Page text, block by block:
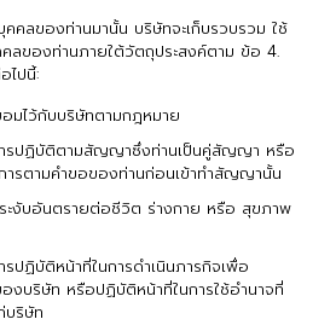
คลของท่านมานั้น บริษัทจะเก็บรวบรวม ใช้
ลของท่านภายใต้วัตถุประสงค์ตาม ข้อ 4.
ไปนี้:
มไว้กับบริษัทตามกฎหมาย
ารปฏิบัติตามสัญญาซึ่งท่านเป็นคู่สัญญา หรือ
การตามคำขอของท่านก่อนเข้าทำสัญญานั้น
ะงับอันตรายต่อชีวิต ร่างกาย หรือ สุขภาพ
รปฏิบัติหน้าที่ในการดำเนินภารกิจเพื่อ
องบริษัท หรือปฏิบัติหน้าที่ในการใช้อำนาจที่
บริษัท